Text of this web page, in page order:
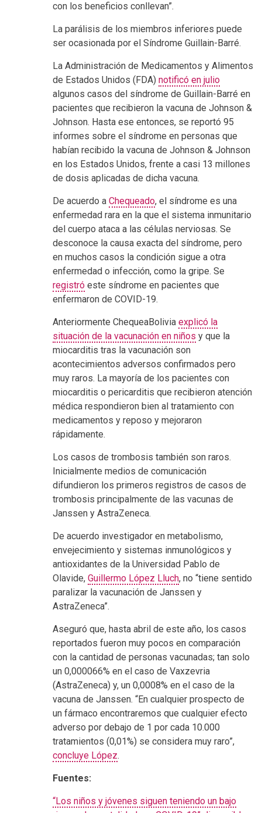
con los beneficios conllevan”.
La parálisis de los miembros inferiores puede
ser ocasionada por el Síndrome Guillain-Barré.
La Administración de Medicamentos y Alimentos
de Estados Unidos (FDA) notificó en julio
algunos casos del síndrome de Guillain-Barré en
pacientes que recibieron la vacuna de Johnson &
Johnson. Hasta ese entonces, se reportó 95
informes sobre el síndrome en personas que
habían recibido la vacuna de Johnson & Johnson
en los Estados Unidos, frente a casi 13 millones
de dosis aplicadas de dicha vacuna.
De acuerdo a Chequeado, el síndrome es una
enfermedad rara en la que el sistema inmunitario
del cuerpo ataca a las células nerviosas. Se
desconoce la causa exacta del síndrome, pero
en muchos casos la condición sigue a otra
enfermedad o infección, como la gripe. Se
registró este síndrome en pacientes que
enfermaron de COVID-19.
Anteriormente ChequeaBolivia explicó la
situación de la vacunación en niños y que la
miocarditis tras la vacunación son
acontecimientos adversos confirmados pero
muy raros. La mayoría de los pacientes con
miocarditis o pericarditis que recibieron atención
médica respondieron bien al tratamiento con
medicamentos y reposo y mejoraron
rápidamente.
Los casos de trombosis también son raros.
Inicialmente medios de comunicación
difundieron los primeros registros de casos de
trombosis principalmente de las vacunas de
Janssen y AstraZeneca.
De acuerdo investigador en metabolismo,
envejecimiento y sistemas inmunológicos y
antioxidantes de la Universidad Pablo de
Olavide, Guillermo López Lluch, no “tiene sentido
paralizar la vacunación de Janssen y
AstraZeneca”.
Aseguró que, hasta abril de este año, los casos
reportados fueron muy pocos en comparación
con la cantidad de personas vacunadas; tan solo
un 0,000066% en el caso de Vaxzevria
(AstraZeneca) y, un 0,0008% en el caso de la
vacuna de Janssen. “En cualquier prospecto de
un fármaco encontraremos que cualquier efecto
adverso por debajo de 1 por cada 10.000
tratamientos (0,01%) se considera muy raro”,
concluye López.
Fuentes:
“Los niños y jóvenes siguen teniendo un bajo